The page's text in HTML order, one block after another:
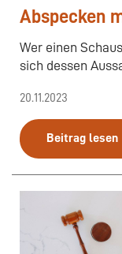
Abspecken
Wer einen
sich dessen
20.11.2023
Beitrag lesen